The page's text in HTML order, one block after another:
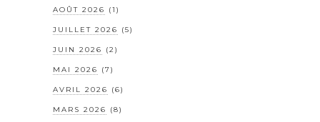
AOÛT 2026 (1)
JUILLET 2026 (5)
JUIN 2026 (2)
MAI 2026 (7)
AVRIL 2026 (6)
MARS 2026 (8)